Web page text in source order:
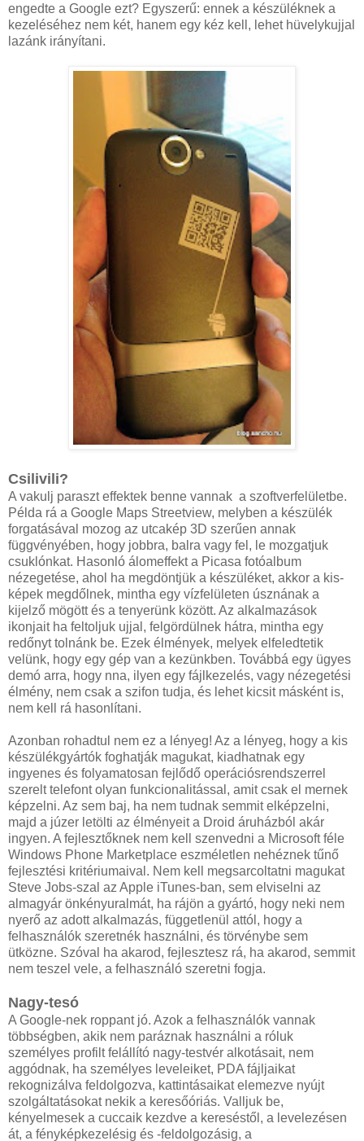
engedte a Google ezt? Egyszerű: ennek a készüléknek a
kezeléséhez nem két, hanem egy kéz kell, lehet hüvelykujjal
lazánk irányítani.
Csilivili?
A vakulj paraszt effektek benne vannak a szoftverfelületbe.
Példa rá a Google Maps Streetview, melyben a készülék
forgatásával mozog az utcakép 3D szerűen annak
függvényében, hogy jobbra, balra vagy fel, le mozgatjuk
csuklónkat. Hasonló álomeffekt a Picasa fotóalbum
nézegetése, ahol ha megdöntjük a készüléket, akkor a kis-
képek megdőlnek, mintha egy vízfelületen úsznának a
kijelző mögött és a tenyerünk között. Az alkalmazások
ikonjait ha feltoljuk ujjal, felgördülnek hátra, mintha egy
redőnyt tolnánk be. Ezek élmények, melyek elfeledtetik
velünk, hogy egy gép van a kezünkben. Továbbá egy ügyes
demó arra, hogy nna, ilyen egy fájlkezelés, vagy nézegetési
élmény, nem csak a szifon tudja, és lehet kicsit másként is,
nem kell rá hasonlítani.
Azonban rohadtul nem ez a lényeg! Az a lényeg, hogy a kis
készülékgyártók foghatják magukat, kiadhatnak egy
ingyenes és folyamatosan fejlődő operációsrendszerrel
szerelt telefont olyan funkcionalitással, amit csak el mernek
képzelni. Az sem baj, ha nem tudnak semmit elképzelni,
majd a júzer letölti az élményeit a Droid áruházból akár
ingyen. A fejlesztőknek nem kell szenvedni a Microsoft féle
Windows Phone Marketplace eszméletlen nehéznek tűnő
fejlesztési kritériumaival. Nem kell megsarcoltatni magukat
Steve Jobs-szal az Apple iTunes-ban, sem elviselni az
almagyár önkényuralmát, ha rájön a gyártó, hogy neki nem
nyerő az adott alkalmazás, függetlenül attól, hogy a
felhasználók szeretnék használni, és törvénybe sem
ütközne. Szóval ha akarod, fejlesztesz rá, ha akarod, semmit
nem teszel vele, a felhasználó szeretni fogja.
Nagy-tesó
A Google-nek roppant jó. Azok a felhasználók vannak
többségben, akik nem paráznak használni a róluk
személyes profilt felállító nagy-testvér alkotásait, nem
aggódnak, ha személyes leveleiket, PDA fájljaikat
rekognizálva feldolgozva, kattintásaikat elemezve nyújt
szolgáltatásokat nekik a keresőóriás. Valljuk be,
kényelmesek a cuccaik kezdve a kereséstől, a levelezésen
át, a fényképkezelésig és -feldolgozásig, a